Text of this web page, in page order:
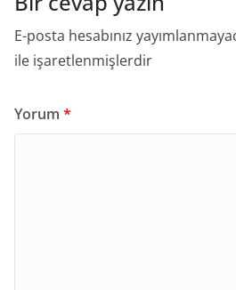
E-posta hesabınız
ile işaretlenmişlerdir
Yorum *